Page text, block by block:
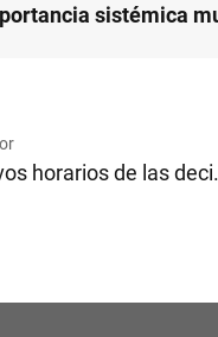
sistémica
horarios de las